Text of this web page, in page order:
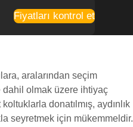
Fiyatları kontrol et
aralarından seçim
dahil olmak üzere ihtiyaç
donatılmış, aydınlık
seyretmek için mükemmeldir.